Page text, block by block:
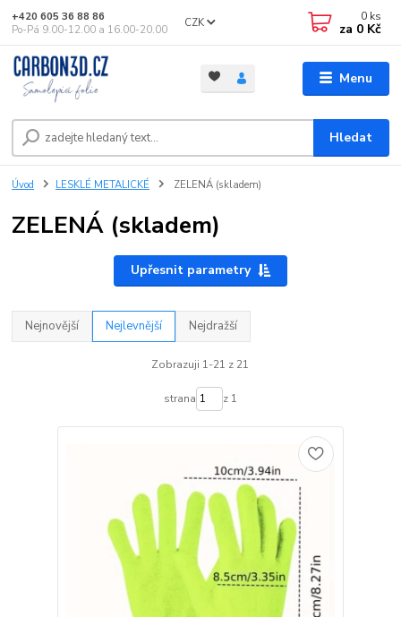
Menu
CZK
Hledat
+420 605 36 88 86
Po-Pá 9.00-12.00 a 16.00-20.00
0 ks
za 0 Kč
Úvod LESKLÉ METALICKÉ ZELENÁ (skladem)
ZELENÁ (skladem)
Upřesnit parametry
Nejnovější Nejlevnější Nejdražší
Zobrazuji 1-21 z 21
strana z 1